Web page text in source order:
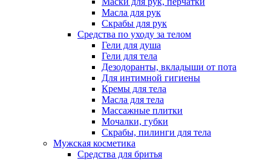
Масла для рук
Скрабы для рук
Средства по уходу за телом
Гели для душа
Гели для тела
Дезодоранты, вкладыши от пота
Для интимной гигиены
Кремы для тела
Масла для тела
Массажные плитки
Мочалки, губки
Скрабы, пилинги для тела
Мужская косметика
Средства для бритья